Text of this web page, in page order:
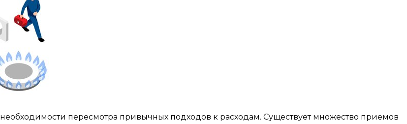
пересмотра привычных подходов к расходам. Существует множество приемов